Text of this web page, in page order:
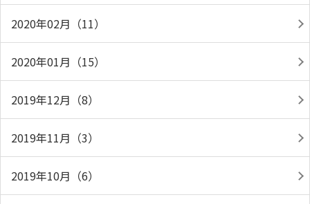
2020年02月（11）
2020年01月（15）
2019年12月（8）
2019年11月（3）
2019年10月（6）